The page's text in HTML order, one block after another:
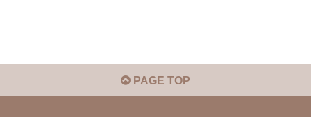
PAGE TOP